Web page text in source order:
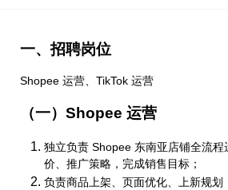
一、招聘岗位
Shopee 运营、TikTok 运营
（一）Shopee 运营
独立负责 Shopee 东南亚店铺全流程
价、推广策略，完成销售目标；
负责商品上架、页面优化、上新规划